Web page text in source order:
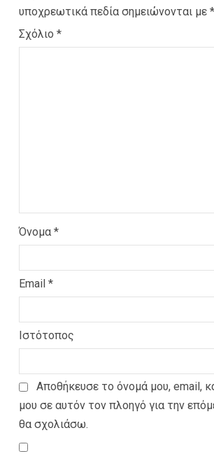
υποχρεωτικά πεδία σημειώνονται με *
Σχόλιο *
Όνομα *
Email *
Ιστότοπος
Αποθήκευσε το όνομά μου, email,
μου σε αυτόν τον πλοηγό για την
θα σχολιάσω.